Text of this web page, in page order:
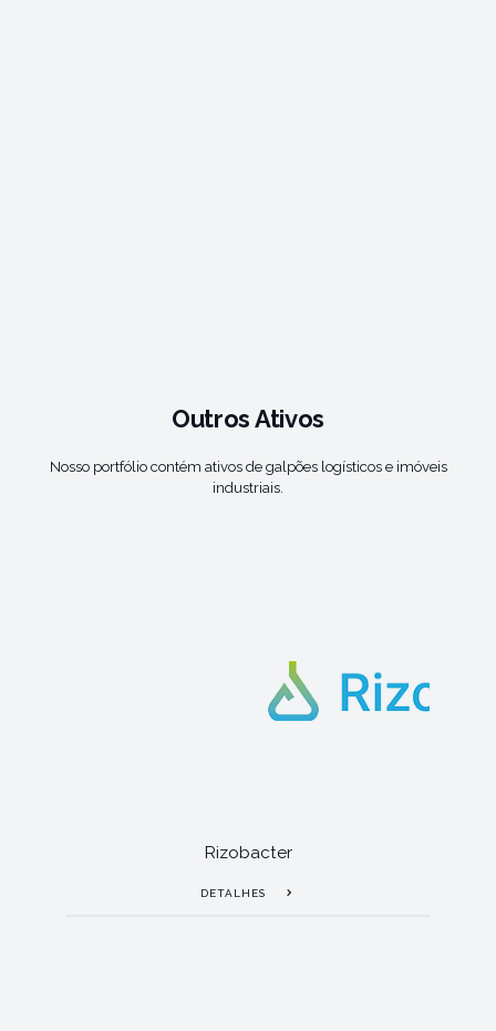
Outros Ativos
Nosso portfólio contém ativos de galpões logísticos e imóveis
industriais.
Rizobacter
DETALHES